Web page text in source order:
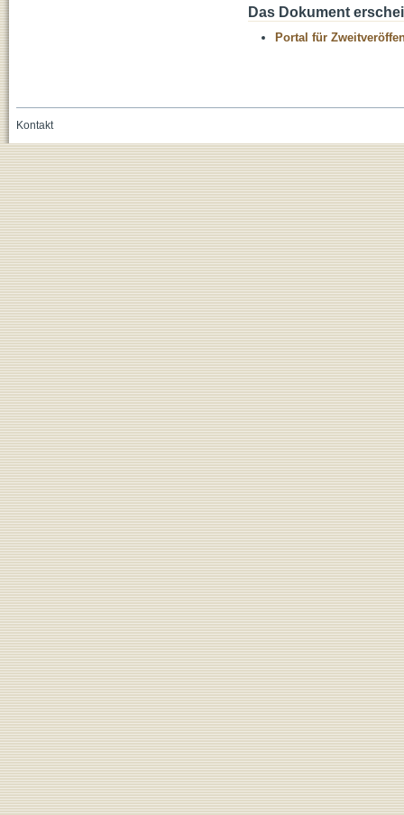
Das Dokument
Portal für
Kontakt